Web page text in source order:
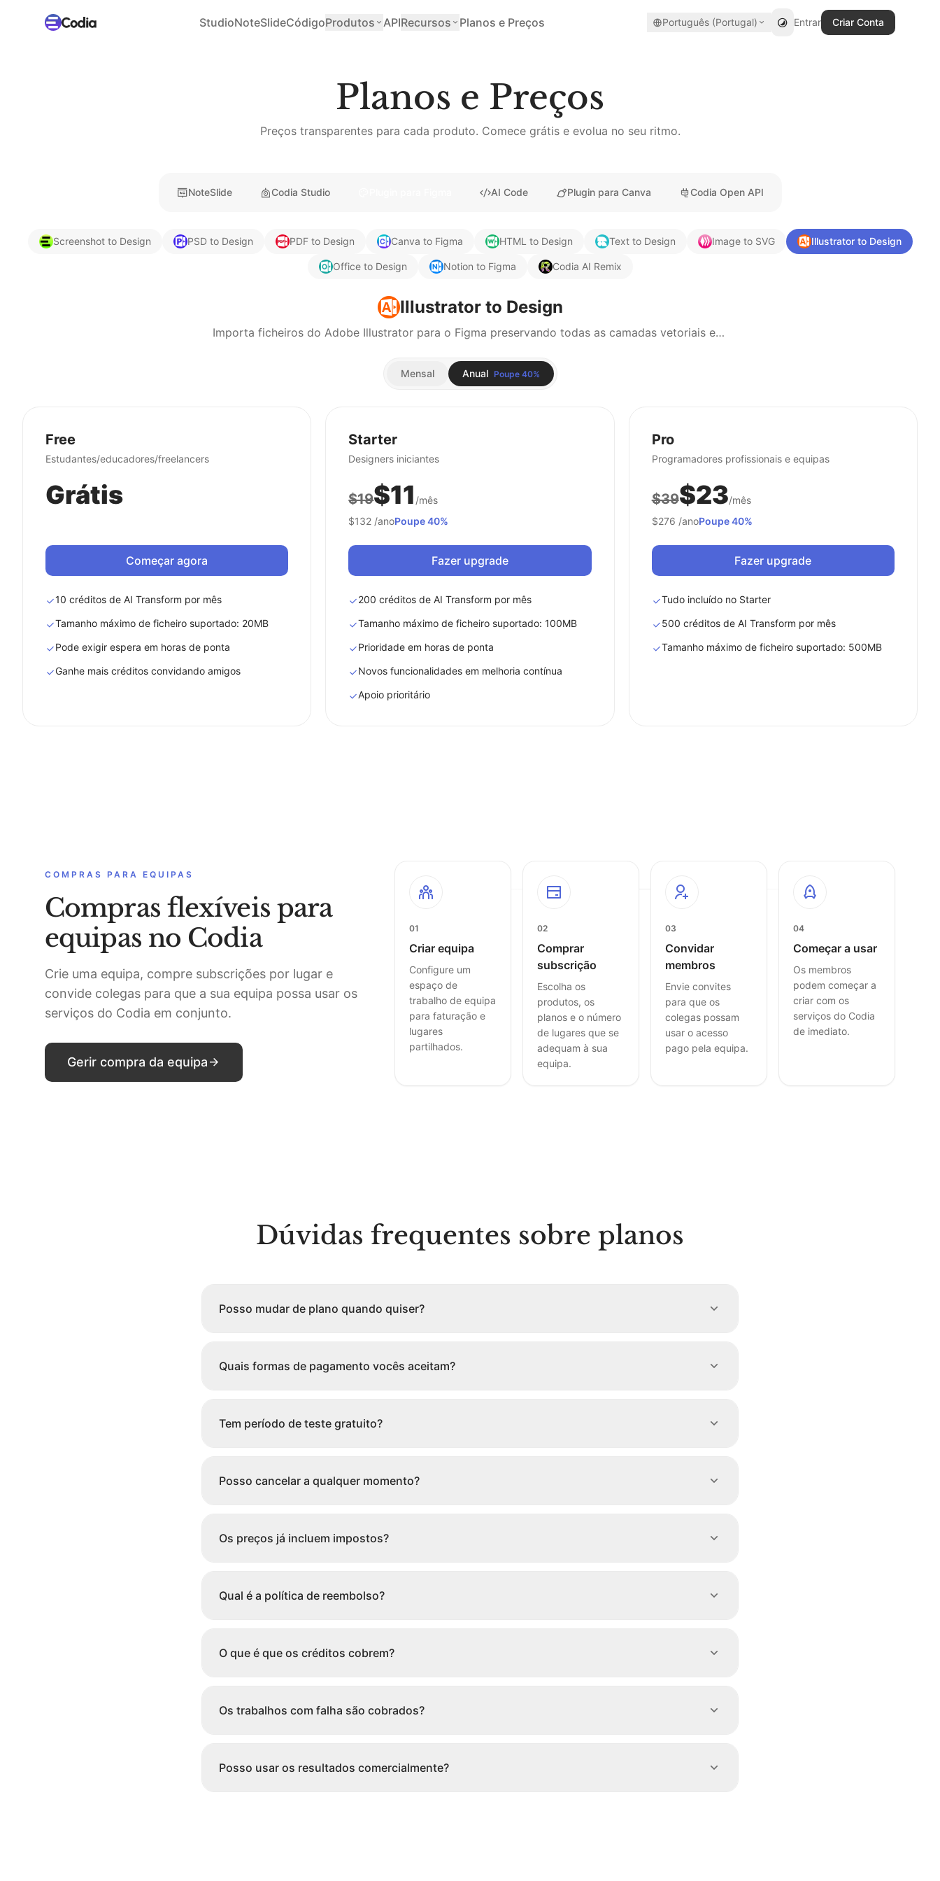
StudioNoteSlideCódigoProdutos APIRecursos Planos e Preços Português (Portugal) Entrar Criar Conta
Planos e Preços
Preços transparentes para cada produto. Comece grátis e evolua no seu ritmo.
NoteSlide Codia Studio AI Code Plugin para Canva Codia Open API
Screenshot to Design PSD to Design PDF to Design Canva to Figma HTML to Design Text to Design Image to SVG Illustrator to Design
Office to Design Notion to Figma Codia AI Remix
Illustrator to Design
Importa ficheiros do Adobe Illustrator para o Figma preservando todas as camadas vetoriais e elementos de design.
Mensal Anual Poupe 40%
Free
Estudantes/educadores/freelancers
Grátis
Começar agora
10 créditos de AI Transform por mês
Tamanho máximo de ficheiro suportado: 20MB
Pode exigir espera em horas de ponta
Ganhe mais créditos convidando amigos
Starter
Designers iniciantes
$19$11 /mês
$132 /anoPoupe 40%
Fazer upgrade
200 créditos de AI Transform por mês
Tamanho máximo de ficheiro suportado: 100MB
Prioridade em horas de ponta
Novos funcionalidades em melhoria contínua
Apoio prioritário
Pro
Programadores profissionais e equipas
$39$23/mês
$276 /anoPoupe 40%
Fazer upgrade
Tudo incluído no Starter
500 créditos de AI Transform por mês
Tamanho máximo de ficheiro suportado: 500MB
COMPRAS PARA EQUIPAS
Compras flexíveis para
equipas no Codia
Crie uma equipa, compre subscrições por lugar e
convide colegas para que a sua equipa possa usar os
serviços do Codia em conjunto.
Gerir compra da equipa
01
Criar equipa
Configure um
espaço de
trabalho de equipa
para faturação e
lugares
partilhados.
02
Comprar
subscrição
Escolha os
produtos, os
planos e o número
de lugares que se
adequam à sua
equipa.
03
Convidar
membros
Envie convites
para que os
colegas possam
usar o acesso
pago pela equipa.
04
Começar a usar
Os membros
podem começar a
criar com os
serviços do Codia
de imediato.
Dúvidas frequentes sobre planos
Posso mudar de plano quando quiser?
Quais formas de pagamento vocês aceitam?
Tem período de teste gratuito?
Posso cancelar a qualquer momento?
Os preços já incluem impostos?
Qual é a política de reembolso?
O que é que os créditos cobrem?
Os trabalhos com falha são cobrados?
Posso usar os resultados comercialmente?